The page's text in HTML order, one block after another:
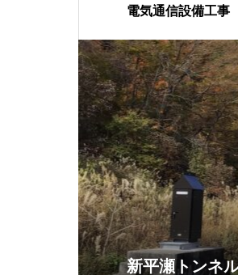
電気通信設備工事
新平瀬トンネ